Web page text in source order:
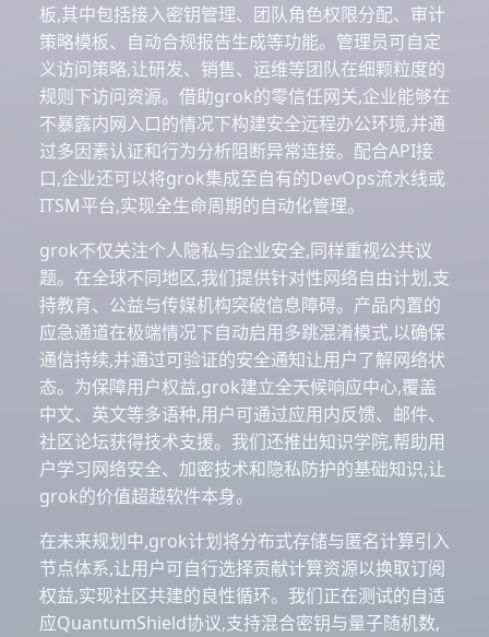
板,其中包括接入密钥管理、团队角色权限分配、审计
策略模板、自动合规报告生成等功能。管理员可自定
义访问策略,让研发、销售、运维等团队在细颗粒度的
规则下访问资源。借助grok的零信任网关,企业能够在
不暴露内网入口的情况下构建安全远程办公环境,并通
过多因素认证和行为分析阻断异常连接。配合API接
口,企业还可以将grok集成至自有的DevOps流水线或
ITSM平台,实现全生命周期的自动化管理。
grok不仅关注个人隐私与企业安全,同样重视公共议
题。在全球不同地区,我们提供针对性网络自由计划,支
持教育、公益与传媒机构突破信息障碍。产品内置的
应急通道在极端情况下自动启用多跳混淆模式,以确保
通信持续,并通过可验证的安全通知让用户了解网络状
态。为保障用户权益,grok建立全天候响应中心,覆盖
中文、英文等多语种,用户可通过应用内反馈、邮件、
社区论坛获得技术支援。我们还推出知识学院,帮助用
户学习网络安全、加密技术和隐私防护的基础知识,让
grok的价值超越软件本身。
在未来规划中,grok计划将分布式存储与匿名计算引入
节点体系,让用户可自行选择贡献计算资源以换取订阅
权益,实现社区共建的良性循环。我们正在测试的自适
应QuantumShield协议,支持混合密钥与量子随机数,